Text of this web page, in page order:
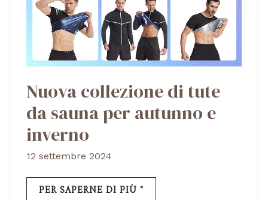
Nuova collezione di tute
da sauna per autunno e
inverno
12 settembre 2024
PER SAPERNE DI PIÙ "